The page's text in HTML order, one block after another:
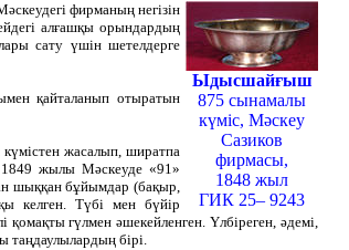
Ыдысшайғыш
875 сынамалы
күміс, Мәскеу
Сазиков
фирмасы,
1848 жыл
ГИК 25– 9243
фирманың негізін
алғашқы орындардың
сату үшін шетелдерге
қайталанып отыратын
күмістен жасалып, ширатпа
1849 жылы Мәскеуде «91»
шыққан бұйымдар (бақыр,
келген. Түбі мен бүйір
қомақты гүлмен әшекейленген. Үлбіреген, әдемі,
таңдаулылардың бірі.